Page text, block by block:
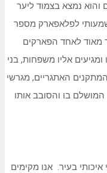
משתרע על שטח של כ-40 דונם והוא נמצא בצמוד ליער
לפלאפארק מספר
מאוד לאחד הפארקים
אליו משפחות, בני
האתגריים, מגרשי
בו והסובב אותו
בעיר. אנו מקימים